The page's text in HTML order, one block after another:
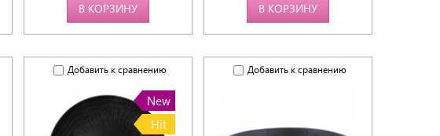
В КОРЗИНУ В КОРЗИНУ
Добавить к сравнению
New
Hit
Добавить к сравнению